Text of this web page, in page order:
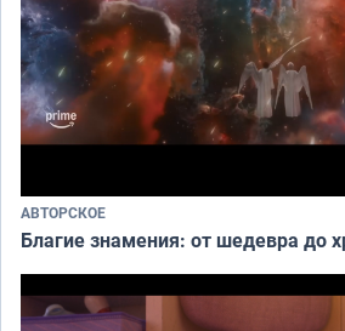
АВТОРСКОЕ
Благие знамения: от шедевра до